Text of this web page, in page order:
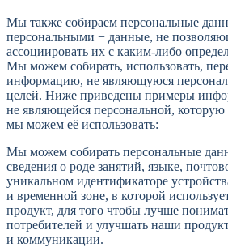
Мы также собираем персональные
персональными − данные, не
ассоциировать их с каким-либо
Мы можем собирать, использовать,
информацию, не являющуюся
целей. Ниже приведены примеры
не являющейся персональной,
мы можем её использовать:
Мы можем собирать персональные
сведения о роде занятий, языке,
уникальном идентификаторе
и временной зоне, в которой
продукт, для того чтобы лучше
потребителей и улучшать наши
и коммуникации.